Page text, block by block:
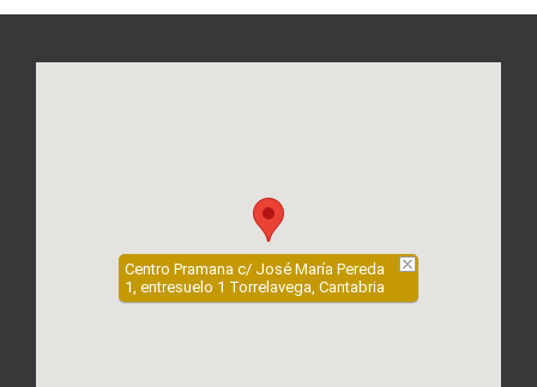
Centro Pramana c/ José María Pereda
1, entresuelo 1 Torrelavega, Cantabria